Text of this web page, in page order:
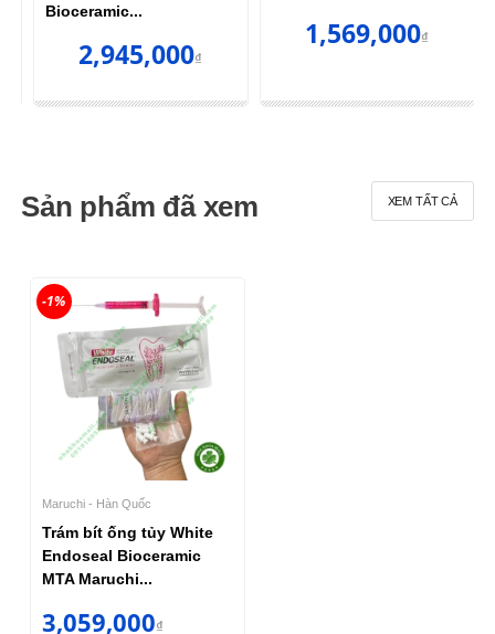
Bioceramic...
2,945,000₫
1,569,000₫
Sản phẩm đã xem XEM TẤT CẢ
Maruchi - Hàn Quốc
Trám bít ống tủy White
Endoseal Bioceramic
MTA Maruchi...
3,059,000₫
-1%